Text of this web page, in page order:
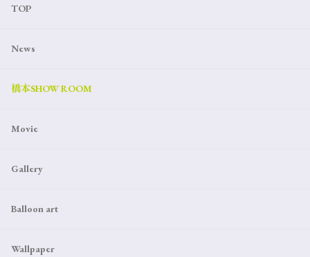
TOP
News
橋本SHOW ROOM
Movie
Gallery
Balloon art
Wallpaper